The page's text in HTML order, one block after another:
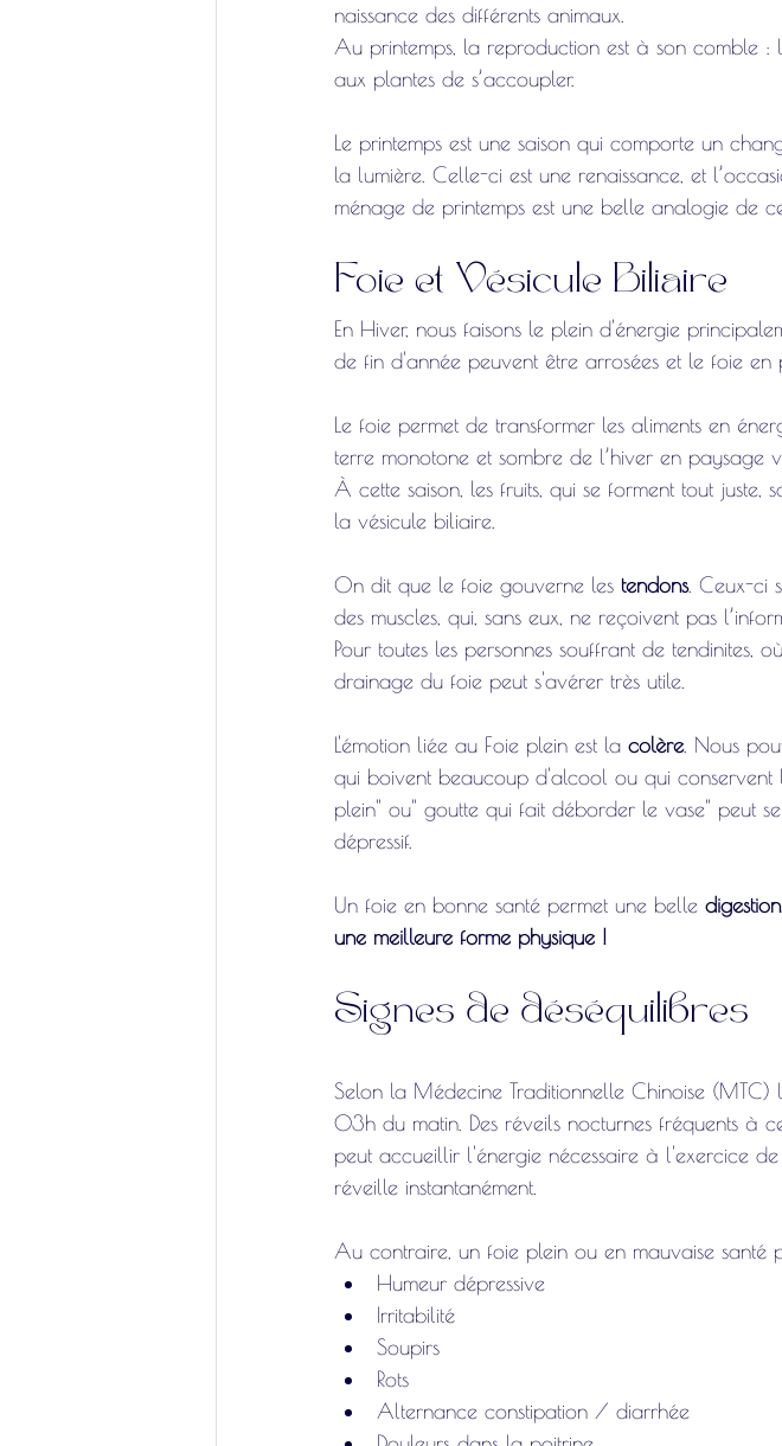
naissance des différents animaux.
Au printemps, la reproduction est à son comble
aux plantes de s’accoupler.
Le printemps est une saison qui comporte un
la lumière. Celle-ci est une renaissance, et
ménage de printemps est une belle analogie de
Foie et Vésicule Biliaire
En Hiver, nous faisons le plein d'énergie
de fin d'année peuvent être arrosées et le foie
Le foie permet de transformer les aliments en
terre monotone et sombre de l’hiver en paysage
À cette saison, les fruits, qui se forment tout
la vésicule biliaire.
On dit que le foie gouverne les tendons. Ceux-ci
des muscles, qui, sans eux, ne reçoivent pas
Pour toutes les personnes souffrant de tendinites,
drainage du foie peut s'avérer très utile.
L'émotion liée au Foie plein est la colère . Nous
qui boivent beaucoup d'alcool ou qui conservent
plein" ou" goutte qui fait déborder le vase" peut
dépressif.
Un foie en bonne santé permet une belle
une meilleure forme physique !
Signes de déséquilibres
Selon la Médecine Traditionnelle Chinoise
03h du matin. Des réveils nocturnes fréquents à
peut accueillir l'énergie nécessaire à l'exercice
réveille instantanément.
Au contraire, un foie plein ou en mauvaise santé
Humeur dépressive
Irritabilité
Soupirs
Rots
Alternance constipation / diarrhée